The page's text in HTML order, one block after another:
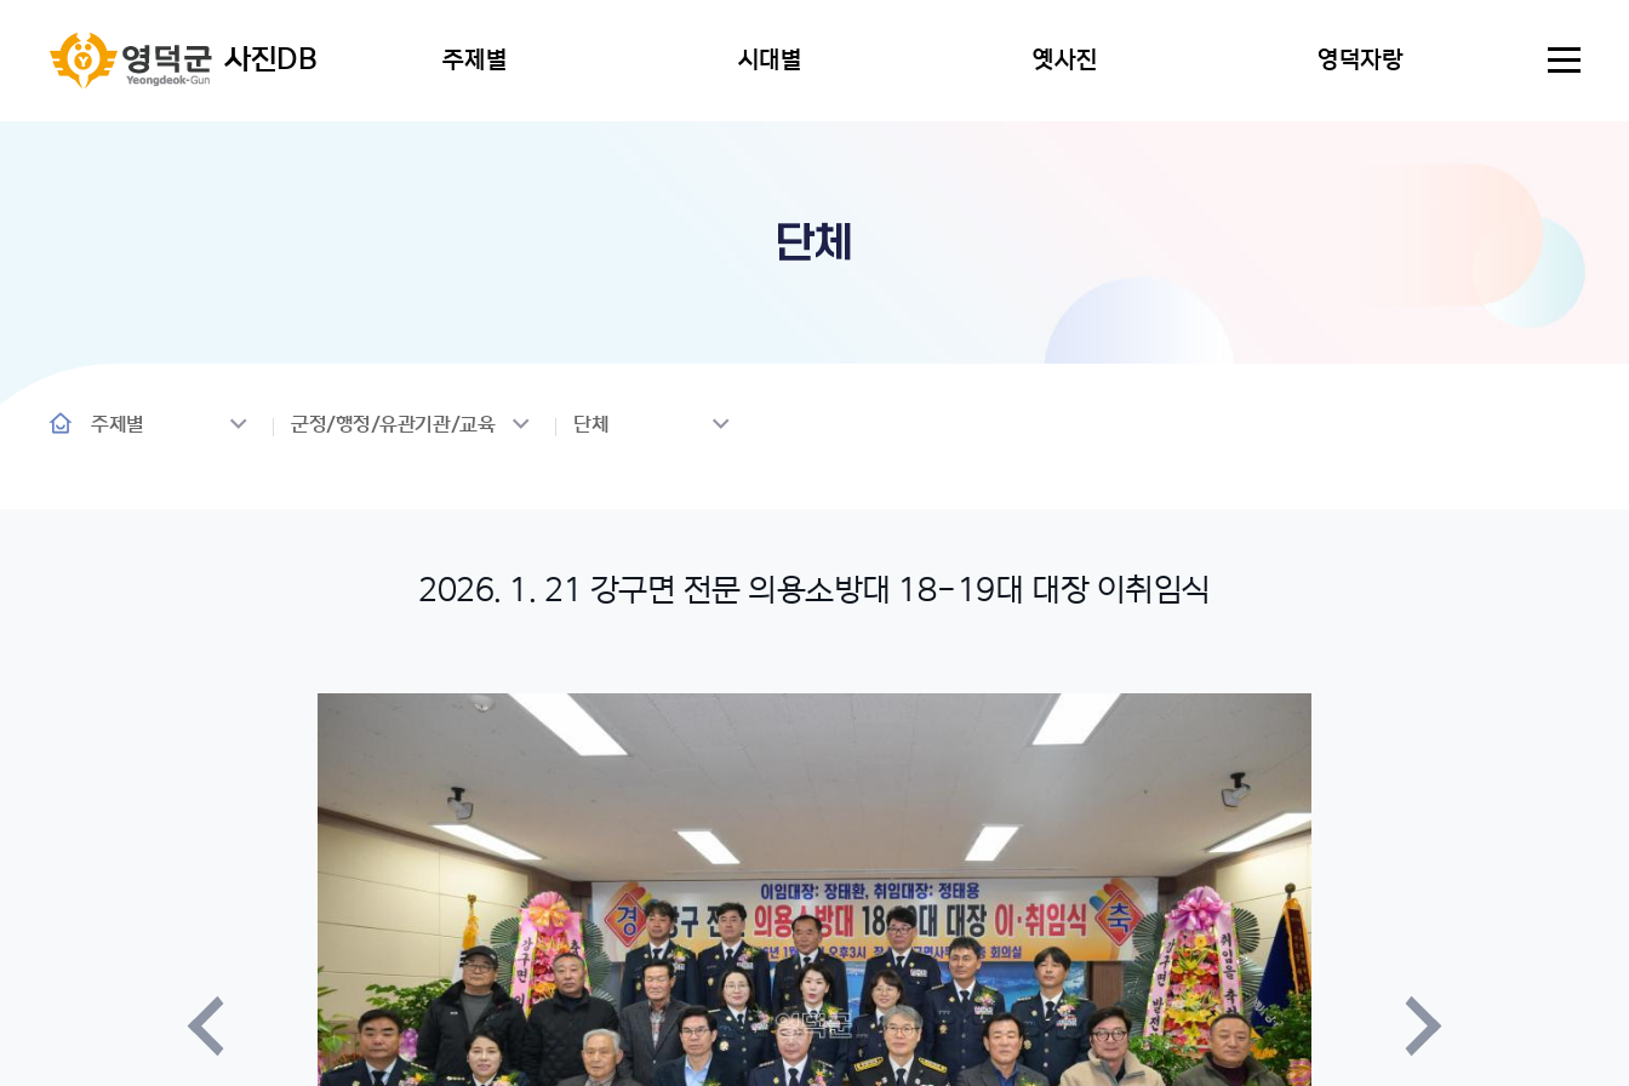
사진DB 주제별 시대별 옛사진 영덕자랑
단체
주제별 군정/행정/유관기관/교육 단체
2026. 1. 21 강구면 전문 의용소방대 18-19대 대장 이취임식